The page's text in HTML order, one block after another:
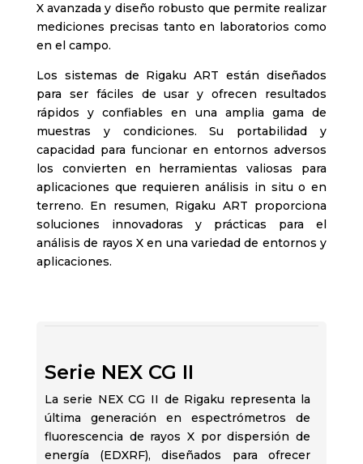
X avanzada y diseño robusto que permite realizar
mediciones precisas tanto en laboratorios como
en el campo.
Los sistemas de Rigaku ART están diseñados
para ser fáciles de usar y ofrecen resultados
rápidos y confiables en una amplia gama de
muestras y condiciones. Su portabilidad y
capacidad para funcionar en entornos adversos
los convierten en herramientas valiosas para
aplicaciones que requieren análisis in situ o en
terreno. En resumen, Rigaku ART proporciona
soluciones innovadoras y prácticas para el
análisis de rayos X en una variedad de entornos y
aplicaciones.
Serie NEX CG II
La serie NEX CG II de Rigaku representa la
última generación en espectrómetros de
fluorescencia de rayos X por dispersión de
energía (EDXRF), diseñados para ofrecer